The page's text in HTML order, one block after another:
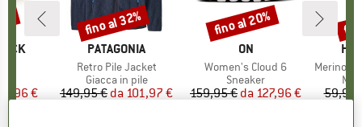
ridotto
€
MARCHIO
PATAGONIA
Articolo
Retro Pile Jacket
Gruppo di prodotti
Giacca in pile
Prezzo
149,95 € Prezzo ridotto
da 101,97 €
Sconto
fino al 32%
MARCHIO
ON
Articolo
Women's Cloud 6
Gruppo di prodotti
Sneaker
Prezzo
159,95 € Prezzo ridotto
da 127,96 €
Sconto
fino al 20%
Articolo
MerinoMix150
59,95